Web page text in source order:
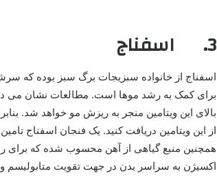
3. اسفناج
همچنین منبع گیاهی از آهن محسوب شده که
اکسیژن به سراسر بدن در جهت تقویت متابولیسم